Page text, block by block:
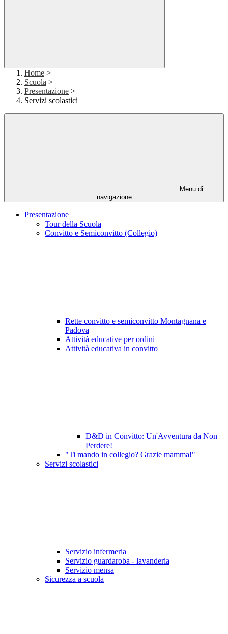
Home >
Scuola >
Presentazione >
Servizi scolastici
Menu di
navigazione
Presentazione
Tour della Scuola
Convitto e Semiconvitto (Collegio)
Rette convitto e semiconvitto Montagnana e
Padova
Attività educative per ordini
Attività educativa in convitto
D&D in Convitto: Un'Avventura da Non
Perdere!
"Ti mando in collegio? Grazie mamma!"
Servizi scolastici
Servizio infermeria
Servizio guardaroba - lavanderia
Servizio mensa
Sicurezza a scuola